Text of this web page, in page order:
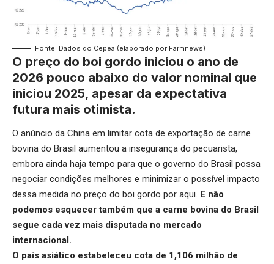
Fonte: Dados do Cepea (elaborado por Farmnews)
O preço do boi gordo iniciou o ano de
2026 pouco abaixo do valor nominal que
iniciou 2025, apesar da expectativa
futura mais otimista.
O anúncio da China em limitar cota de exportação de carne
bovina do Brasil aumentou a insegurança do pecuarista,
embora ainda haja tempo para que o governo do Brasil possa
negociar condições melhores e minimizar o possível impacto
dessa medida no preço do boi gordo por aqui. E não
podemos esquecer também que a carne bovina do Brasil
segue cada vez mais disputada no mercado
internacional.
O país asiático estabeleceu cota de 1,106 milhão de